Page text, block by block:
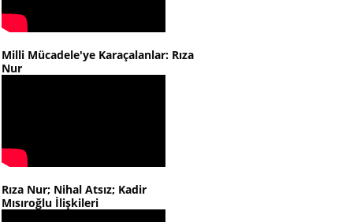
Milli Mücadele'ye Karaçalanlar: Rıza
Nur
Rıza Nur; Nihal Atsız; Kadir
Mısıroğlu İlişkileri